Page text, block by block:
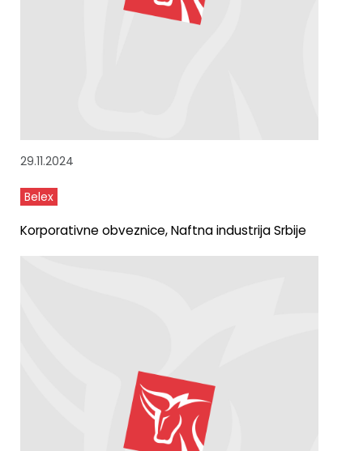
29.11.2024
Belex
Korporativne obveznice, Naftna industrija Srbije